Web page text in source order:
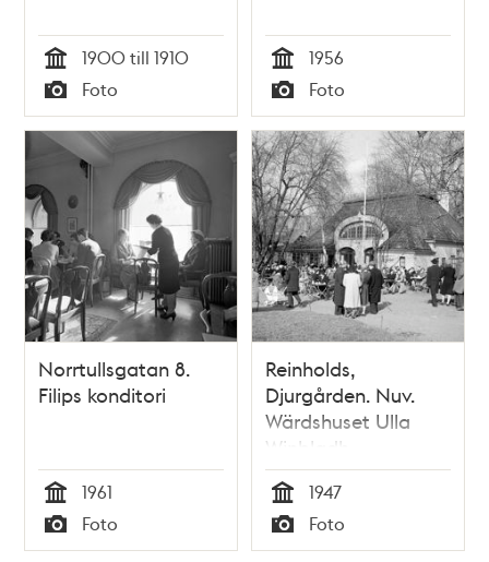
Tid
1900 till 1910
Typ
Foto Tid
1956
Typ
Foto
Norrtullsgatan 8.
Filips konditori
Tid
1961
Typ
Foto
Reinholds,
Djurgården. Nuv.
Wärdshuset Ulla
Winbladh
Tid
1947
Typ
Foto